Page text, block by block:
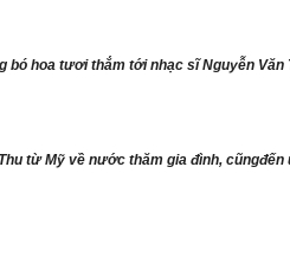
bó hoa tươi thắm tới nhạc sĩ Nguyễn
từ Mỹ về nước thăm gia đình,